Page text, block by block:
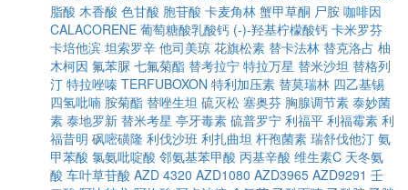
脂酸 木香酸 色甘酸 胞苷酸 卡麦角林 蟹甲草酮 尸胺 咖啡因
CALACORENE 葡萄糖酸乳酸钙 (-)-羟基柠檬酸钙 卡米罗芬
卡培他滨 坦索罗辛 他司美琼 花旗松素 替卡法林 替克洛占 柚
木柯因 氟苯脲 七氟菊酯 替考拉宁 特拉万星 替米沙坦 替格列
汀 特拉唑嗪 TERFUBOXON 特利加压素 替莫瑞林 四乙基锡
四氢吡喃 胺菊酯 替唑生坦 硫灭松 塞奥芬 胸腺调节素 泰妙菌
素 泰地罗新 替米考星 亭牙毒素 硫普罗宁 利福平 利福霉素 利
福昔明 砜嘧磺隆 利伐沙班 利扎曲坦 杆孢菌素 瑞舒伐他汀 氨
甲苯酸 氯氨吡啶酸 邻氨基苯甲酸 丙基辛酸 维生素C 天冬氨
酸 车叶草苷酸 AZD 4320 AZD1080 AZD3965 AZD9291 壬